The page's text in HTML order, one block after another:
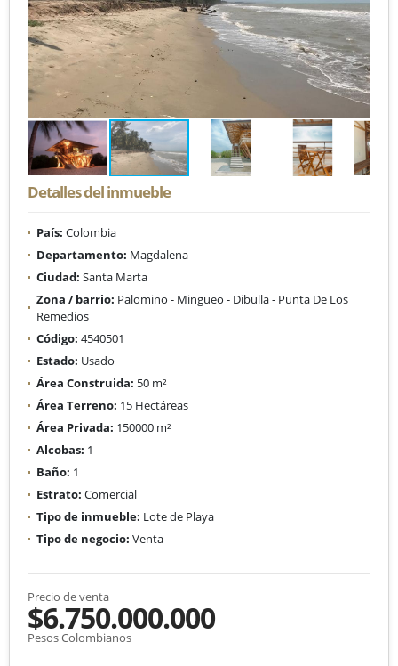
Detalles del inmueble
País: Colombia
Departamento: Magdalena
Ciudad: Santa Marta
Zona / barrio: Palomino - Mingueo - Dibulla - Punta De Los
Remedios
Código: 4540501
Estado: Usado
Área Construida: 50 m²
Área Terreno: 15 Hectáreas
Área Privada: 150000 m²
Alcobas: 1
Baño: 1
Estrato: Comercial
Tipo de inmueble: Lote de Playa
Tipo de negocio: Venta
Precio de venta
$6.750.000.000
Pesos Colombianos